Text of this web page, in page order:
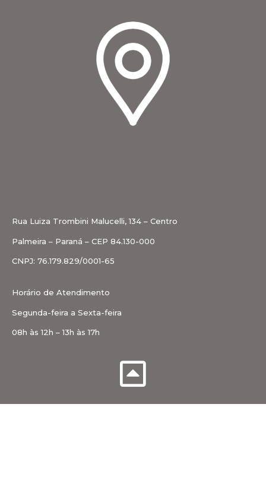
Rua Luiza Trombini Malucelli, 134 – Centro
Palmeira – Paraná – CEP 84.130-000
CNPJ: 76.179.829/0001-65
Horário de Atendimento
Segunda-feira a Sexta-feira
08h às 12h – 13h às 17h